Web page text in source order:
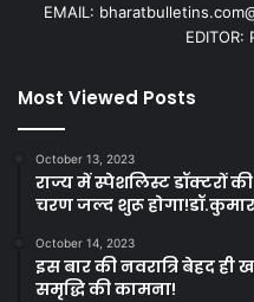
EMAIL:
EDITOR:
Most Viewed Posts
October 13, 2023
राज्य में स्पेशलिस्ट डॉक्टरों
चरण जल्द शुरू होगा!डॉ.कुमार
October 14, 2023
इस बार की नवरात्रि बेहद
समृद्धि की कामना!